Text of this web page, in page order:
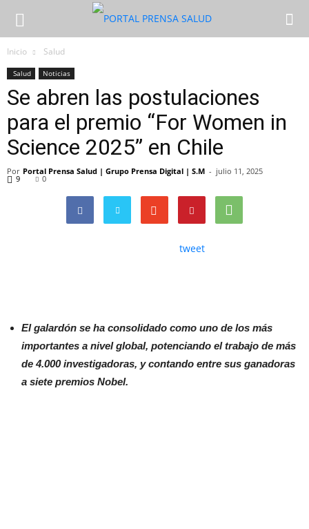
Inicio Salud
Salud Noticias
Se abren las postulaciones
para el premio “For Women in
Science 2025” en Chile
Por Portal Prensa Salud | Grupo Prensa Digital | S.M - julio 11, 2025
9 0
tweet
El galardón se ha consolidado como uno de los más
importantes a nivel global, potenciando el trabajo de más
de 4.000 investigadoras, y contando entre sus ganadoras
a siete premios Nobel.